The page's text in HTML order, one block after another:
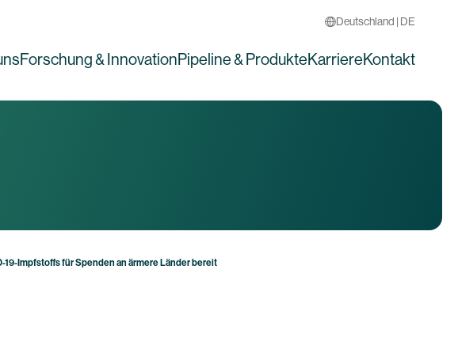
Deutschland | DE
Forschung & InnovationPipeline & ProdukteKarriereKontakt
Impfstoffs für Spenden an ärmere Länder bereit